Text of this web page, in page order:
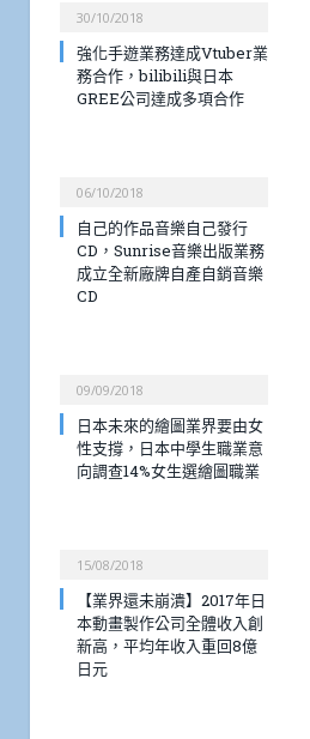
30/10/2018
強化手遊業務達成Vtuber業
務合作，bilibili與日本
GREE公司達成多項合作
06/10/2018
自己的作品音樂自己發行
CD，Sunrise音樂出版業務
成立全新廠牌自產自銷音樂
CD
09/09/2018
日本未來的繪圖業界要由女
性支撐，日本中學生職業意
向調查14%女生選繪圖職業
15/08/2018
【業界還未崩潰】2017年日
本動畫製作公司全體收入創
新高，平均年收入重回8億
日元